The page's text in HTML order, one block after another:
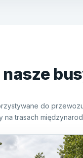
do
na trasach